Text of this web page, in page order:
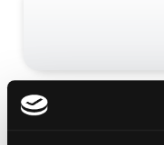
Es summt
fliegt und